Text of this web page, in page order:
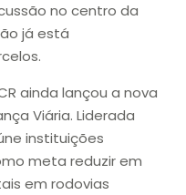
no centro da
já está
ainda lançou a nova
Viária. Liderada
instituições
meta reduzir em
em rodovias